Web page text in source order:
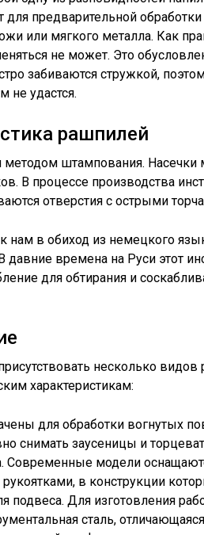
для предварительной
или мягкого металла. Как
не может. Это
забиваются стружкой,
не удастся.
рашпилей
методом штампования.
В процессе производства
отверстия с острыми
в обиход из немецкого
давние времена на Руси этот
для обтирания и
несколько
характеристикам:
для обработки вогнутых
снимать заусеницы и
Современные модели
в конструкции
подвеса. Для изготовления
сталь,